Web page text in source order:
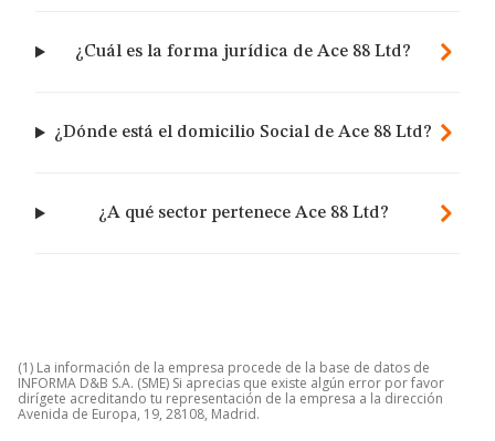
¿Cuál es la forma jurídica de Ace 88 Ltd?
¿Dónde está el domicilio Social de Ace 88 Ltd?
¿A qué sector pertenece Ace 88 Ltd?
(1) La información de la empresa procede de la base de datos de
INFORMA D&B S.A. (SME) Si aprecias que existe algún error por favor
dirígete acreditando tu representación de la empresa a la dirección
Avenida de Europa, 19, 28108, Madrid.